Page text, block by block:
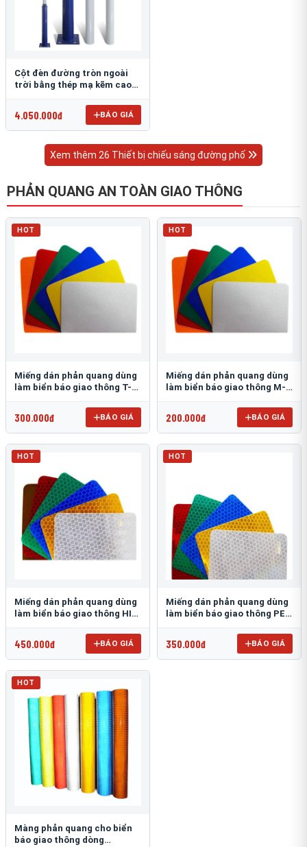
Cột đèn đường tròn ngoài
trời bằng thép mạ kẽm cao
4.050.000đ BÁO GIÁ
Xem thêm 26 Thiết bị chiếu sáng đường phố
PHẢN QUANG AN TOÀN GIAO THÔNG
HOT
Miếng dán phản quang dùng
làm biển báo giao thông T-
300.000đ BÁO GIÁ
HOT
Miếng dán phản quang dùng
làm biển báo giao thông M-
200.000đ BÁO GIÁ
HOT
Miếng dán phản quang dùng
làm biển báo giao thông HIP
450.000đ BÁO GIÁ
HOT
Miếng dán phản quang dùng
làm biển báo giao thông PEG
350.000đ BÁO GIÁ
HOT
Màng phản quang cho biển
báo giao thông dòng